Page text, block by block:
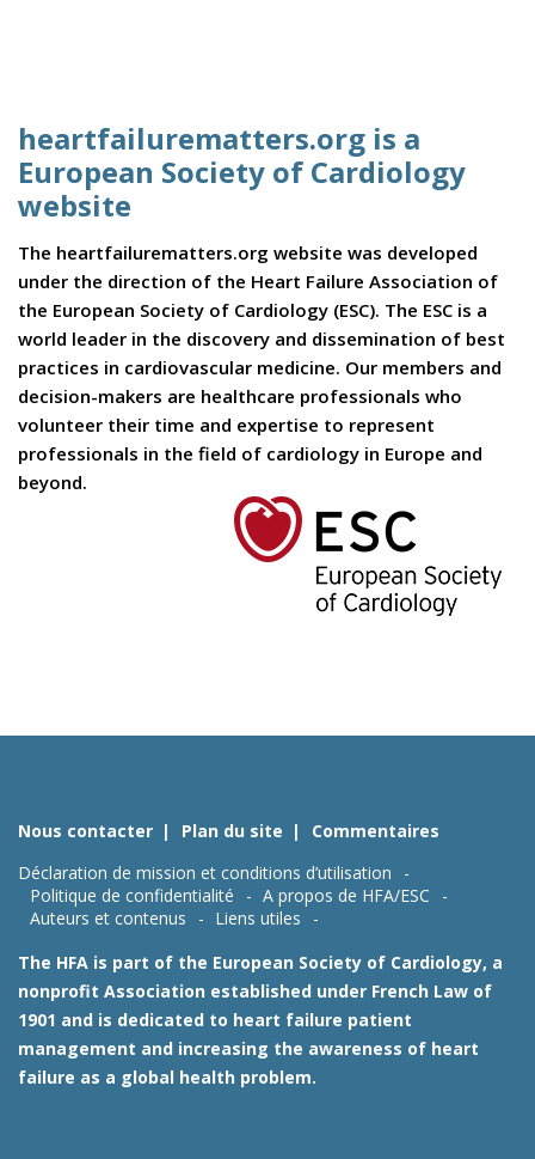
heartfailurematters.org is a
European Society of Cardiology
website
The heartfailurematters.org website was developed
under the direction of the Heart Failure Association of
the European Society of Cardiology (ESC). The ESC is a
world leader in the discovery and dissemination of best
practices in cardiovascular medicine. Our members and
decision-makers are healthcare professionals who
volunteer their time and expertise to represent
professionals in the field of cardiology in Europe and
beyond.
Nous contacter Plan du site
Commentaires
Déclaration de mission et conditions d’utilisation
Politique de confidentialité
A propos de HFA/ESC
Auteurs et contenus
Liens utiles
The HFA is part of the European Society of Cardiology, a
nonprofit Association established under French Law of
1901 and is dedicated to heart failure patient
management and increasing the awareness of heart
failure as a global health problem.